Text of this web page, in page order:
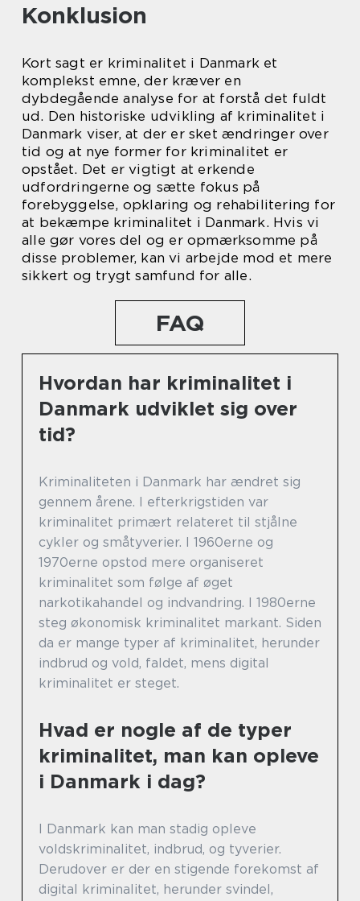
Konklusion
Kort sagt er kriminalitet i Danmark et
komplekst emne, der kræver en
dybdegående analyse for at forstå det fuldt
ud. Den historiske udvikling af kriminalitet i
Danmark viser, at der er sket ændringer over
tid og at nye former for kriminalitet er
opstået. Det er vigtigt at erkende
udfordringerne og sætte fokus på
forebyggelse, opklaring og rehabilitering for
at bekæmpe kriminalitet i Danmark. Hvis vi
alle gør vores del og er opmærksomme på
disse problemer, kan vi arbejde mod et mere
sikkert og trygt samfund for alle.
FAQ
Hvordan har kriminalitet i
Danmark udviklet sig over
tid?
Kriminaliteten i Danmark har ændret sig
gennem årene. I efterkrigstiden var
kriminalitet primært relateret til stjålne
cykler og småtyverier. I 1960erne og
1970erne opstod mere organiseret
kriminalitet som følge af øget
narkotikahandel og indvandring. I 1980erne
steg økonomisk kriminalitet markant. Siden
da er mange typer af kriminalitet, herunder
indbrud og vold, faldet, mens digital
kriminalitet er steget.
Hvad er nogle af de typer
kriminalitet, man kan opleve
i Danmark i dag?
I Danmark kan man stadig opleve
voldskriminalitet, indbrud, og tyverier.
Derudover er der en stigende forekomst af
digital kriminalitet, herunder svindel,